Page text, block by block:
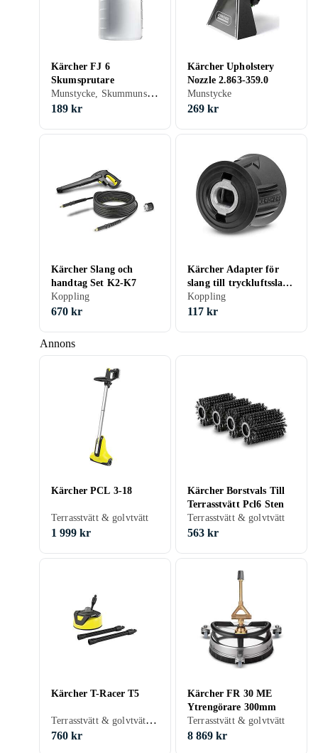
Annons
Kärcher FJ 6
Skumsprutare
Munstycke, Skummunstycke
189 kr
Kärcher Upholstery
Nozzle 2.863-359.0
Munstycke
269 kr
Kärcher Slang och
handtag Set K2-K7
Koppling
670 kr
Kärcher Adapter för
slang till tryckluftsslang
Quick Connect M22
4.470-041.0
Koppling
117 kr
Kärcher PCL 3-18
Terrasstvätt & golvtvätt
1 999 kr
Kärcher Borstvals Till
Terrasstvätt Pcl6 Sten
Terrasstvätt & golvtvätt
563 kr
Kärcher T-Racer T5
Terrasstvätt & golvtvätt, Rotormunstycke
760 kr
Kärcher FR 30 ME
Ytrengörare 300mm
Terrasstvätt & golvtvätt
8 869 kr